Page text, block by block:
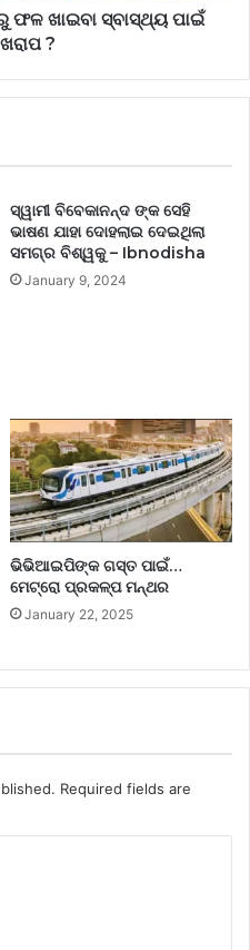
ଫଳ ଖାଇବା ସ୍ବାସ୍ଥ୍ୟ ପାଇଁ
?
ସ୍ୱାମୀ ବିବେକାନନ୍ଦ ଙ୍କ ସେହି
ଭାଷଣ ଯାହା ଦୋହଲାଇ ଦେଇଥିଲା
ସମଗ୍ର ବିଶ୍ୱକୁ – Ibnodisha
January 9, 2024
ଭିଭିଆଇପିଙ୍କ ଗସ୍ତ ପାଇଁ…
ମେଟ୍ରୋ ପ୍ରକଳ୍ପ ମନ୍ଥର
January 22, 2025
Required fields are